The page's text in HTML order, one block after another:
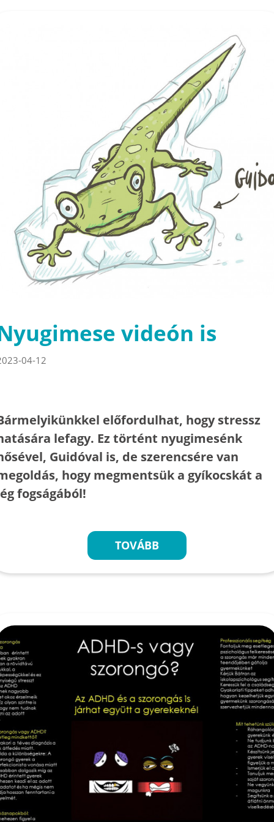
videón is
04-12
előfordulhat, hogy stressz
lefagy. Ez történt nyugimesénk
Guidóval is, de szerencsére van
hogy megmentsük a gyíkocskát a
fogságából!
TOVÁBB